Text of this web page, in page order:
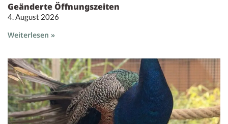
Geänderte Öffnungszeiten
4. August 2026
Weiterlesen »